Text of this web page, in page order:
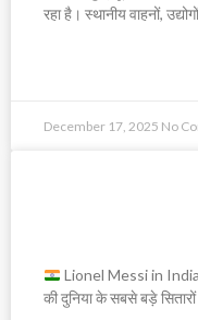
रहा है। स्थानीय वाहनों,
December 17, 2025 No
Lionel Messi in India:
की दुनिया के सबसे बड़े